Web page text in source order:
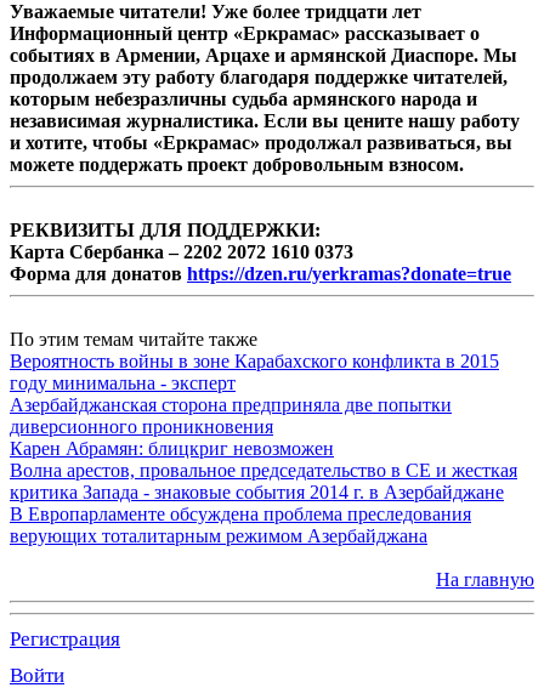
Уважаемые читатели! Уже более тридцати лет
Информационный центр «Еркрамас» рассказывает о
событиях в Армении, Арцахе и армянской Диаспоре. Мы
продолжаем эту работу благодаря поддержке читателей,
которым небезразличны судьба армянского народа и
независимая журналистика. Если вы цените нашу работу
и хотите, чтобы «Еркрамас» продолжал развиваться, вы
можете поддержать проект добровольным взносом.
РЕКВИЗИТЫ ДЛЯ ПОДДЕРЖКИ:
Карта Сбербанка – 2202 2072 1610 0373
Форма для донатов https://dzen.ru/yerkramas?donate=true
По этим темам читайте также
Вероятность войны в зоне Карабахского конфликта в 2015
году минимальна - эксперт
Азербайджанская сторона предприняла две попытки
диверсионного проникновения
Карен Абрамян: блицкриг невозможен
Волна арестов, провальное председательство в СЕ и жесткая
критика Запада - знаковые события 2014 г. в Азербайджане
В Европарламенте обсуждена проблема преследования
верующих тоталитарным режимом Азербайджана
На главную
Регистрация
Войти